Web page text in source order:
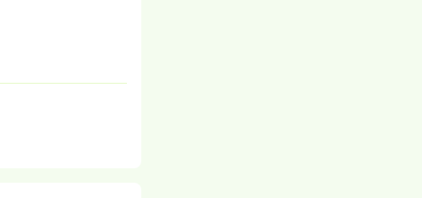
た、サービスメ
新情報の取得